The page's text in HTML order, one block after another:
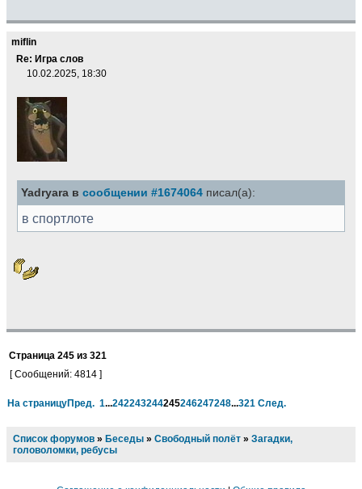
miflin
Re: Игра слов
10.02.2025, 18:30
Yadryara в сообщении #1674064 писал(а):
в спортлоте
Страница 245 из 321
[ Сообщений: 4814 ]
На страницуПред. 1...242243244245246247248...321 След.
Список форумов » Беседы » Свободный полёт » Загадки,
головоломки, ребусы